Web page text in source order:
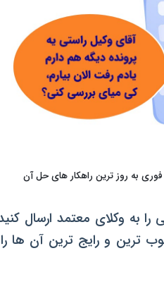
به وکلای معتمد ارسال کنید
اما اگر اجازه دهید، ۳ مورد از محبوب ترین